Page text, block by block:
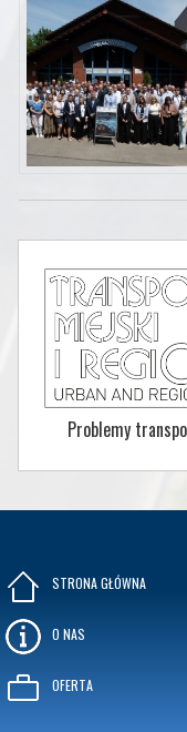
Problemy
STRONA GŁÓWNA
O NAS
OFERTA